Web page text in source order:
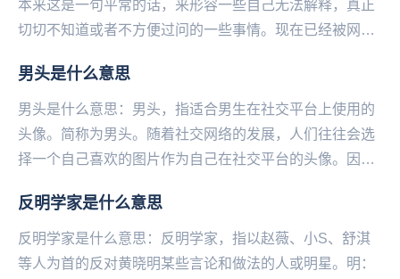
本来这是一句平常的话，来形容一些自己无法解释，真正
切切不知道或者不方便过问的一些事情。现在已经被网友
在...
男头是什么意思
男头是什么意思：男头，指适合男生在社交平台上使用的
头像。简称为男头。随着社交网络的发展，人们往往会选
择一个自己喜欢的图片作为自己在社交平台的头像。因
分...
反明学家是什么意思
反明学家是什么意思：反明学家，指以赵薇、小S、舒淇
等人为首的反对黄晓明某些言论和做法的人或明星。明：